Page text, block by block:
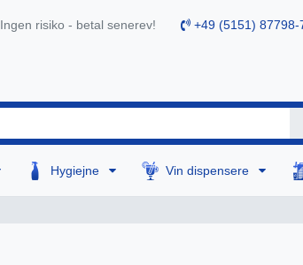
Ingen risiko - betal senerev! +49 (5151)
Hygiejne Vin dispensere